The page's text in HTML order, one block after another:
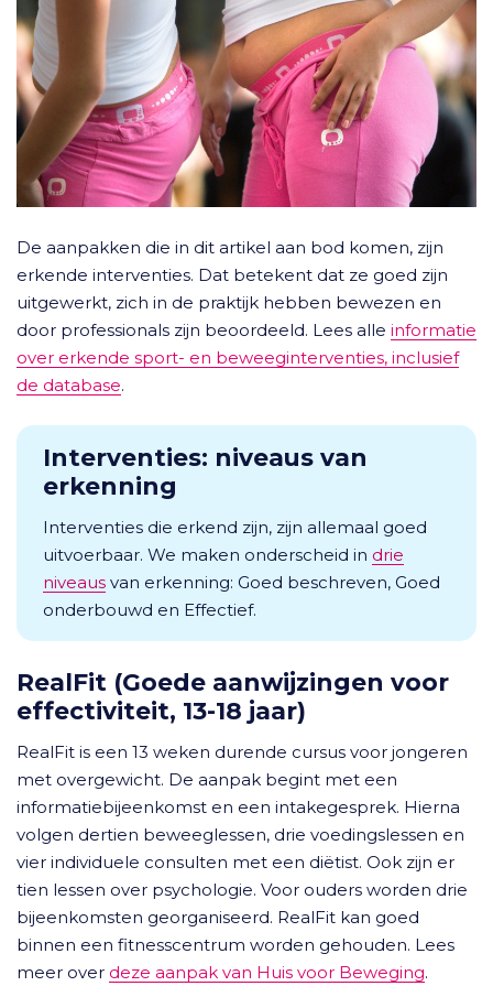
De aanpakken die in dit artikel aan bod komen, zijn
erkende interventies. Dat betekent dat ze goed zijn
uitgewerkt, zich in de praktijk hebben bewezen en
door professionals zijn beoordeeld. Lees alle informatie
over erkende sport- en beweeginterventies, inclusief
de database.
Interventies: niveaus van
erkenning
Interventies die erkend zijn, zijn allemaal goed
uitvoerbaar. We maken onderscheid in drie
niveaus van erkenning: Goed beschreven, Goed
onderbouwd en Effectief.
RealFit (Goede aanwijzingen voor
effectiviteit, 13-18 jaar)
RealFit is een 13 weken durende cursus voor jongeren
met overgewicht. De aanpak begint met een
informatiebijeenkomst en een intakegesprek. Hierna
volgen dertien beweeglessen, drie voedingslessen en
vier individuele consulten met een diëtist. Ook zijn er
tien lessen over psychologie. Voor ouders worden drie
bijeenkomsten georganiseerd. RealFit kan goed
binnen een fitnesscentrum worden gehouden. Lees
meer over deze aanpak van Huis voor Beweging.